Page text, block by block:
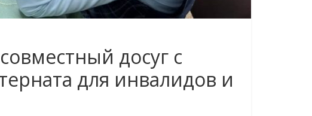
досуг с
для инвалидов и